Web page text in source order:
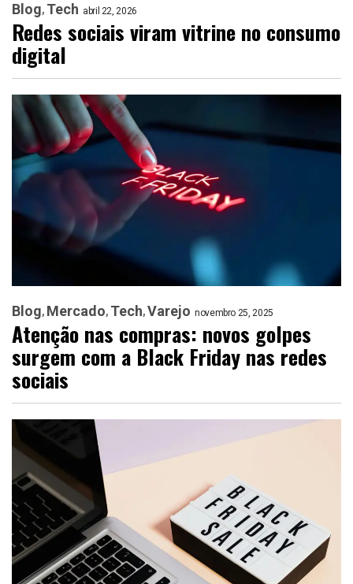
Blog Tech abril 22, 2026
Redes sociais viram vitrine no consumo
digital
Blog Mercado Tech Varejo novembro 25, 2025
Atenção nas compras: novos golpes
surgem com a Black Friday nas redes
sociais